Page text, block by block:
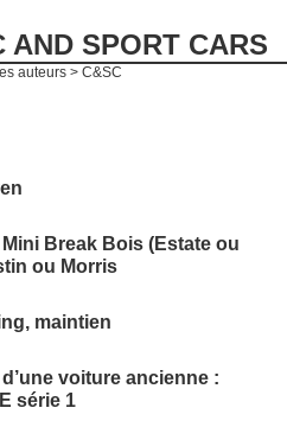
AND SPORT CARS
auteurs > C&SC
Break Bois (Estate ou
ou Morris
maintien
voiture ancienne :
série 1